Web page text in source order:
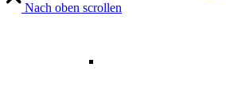
Nach oben scrollen